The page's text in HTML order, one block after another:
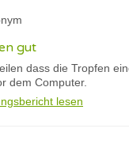
gut
dass die Tropfen
dem Computer.
lesen